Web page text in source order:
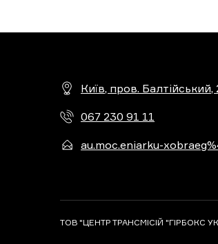
Київ, пров. Балтійський,
067 230 91 11
au.moc.eniarku-
ТОВ "ЦЕНТР ТРАНСМІСІЙ "ГІРБОКС